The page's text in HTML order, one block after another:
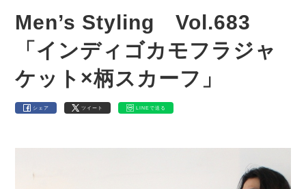
Men’s Styling Vol.683
「インディゴカモフラジャ
ケット×柄スカーフ」
シェア ツイート LINEで送る